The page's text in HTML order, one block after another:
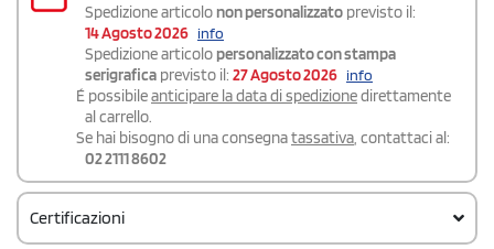
Spedizione articolo non personalizzato previsto il:
14 Agosto 2026 info
Spedizione articolo personalizzato con stampa
serigrafica previsto il: 27 Agosto 2026 info
É possibileanticipare la data di spedizionedirettamente
al carrello.
Se hai bisogno di una consegnatassativa, contattaci al:
02 2111 8602
Certificazioni